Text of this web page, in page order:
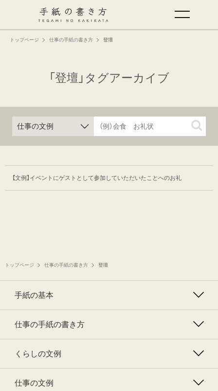
トップページ 仕事の手紙の書き方 登壇
「登壇」タグアーカイブ
【文例】イベントにゲストとして参加していただいたことへのお礼
トップページ 仕事の手紙の書き方 登壇
手紙の基本
仕事の手紙の書き方
くらしの文例
仕事の文例
手紙の基本
仕事の手紙の書き方
特集
ミドリオフィシャルサイト